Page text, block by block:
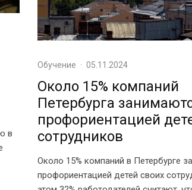
в
Обучение · 05.11.2024
Около 15% компаний
Петербурга
профориентацией
сотрудников
Около 15% компаний в Петербурге
профориентацией детей своих